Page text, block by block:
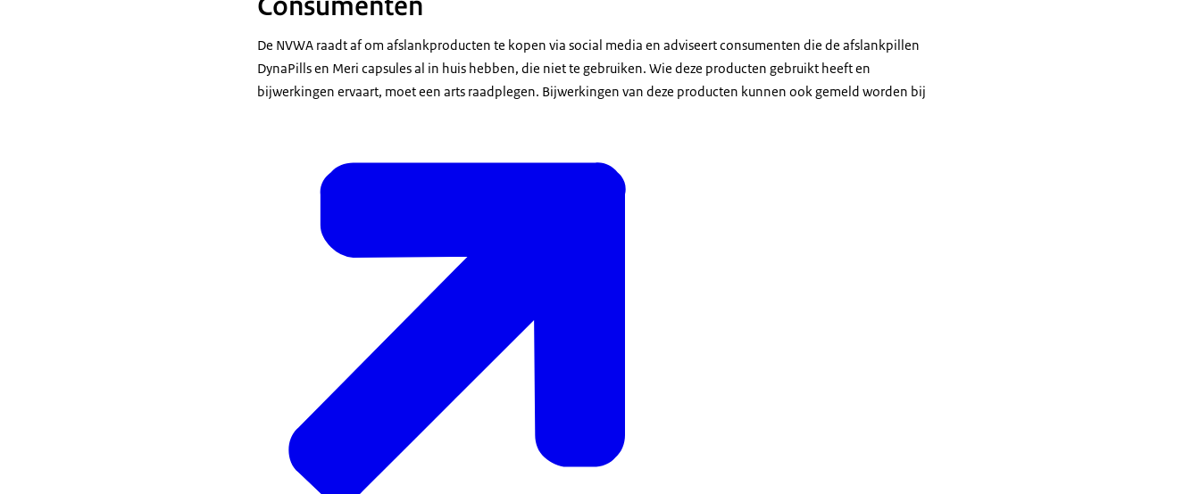
De NVWA raadt af om afslankproducten te kopen via social media en adviseert consumenten die de afslankpillen
DynaPills en Meri capsules al in huis hebben, die niet te gebruiken. Wie deze producten gebruikt heeft en
bijwerkingen ervaart, moet een arts raadplegen. Bijwerkingen van deze producten kunnen ook gemeld worden bij